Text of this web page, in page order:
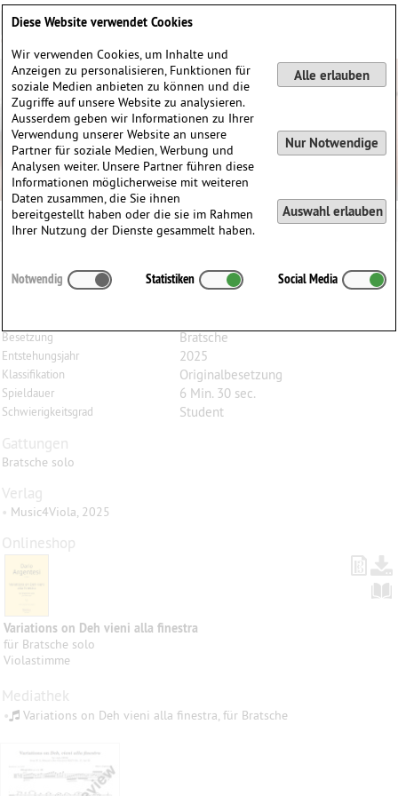
Variations on Deh vieni alla finestra, für Bratsche solo
Besetzung Bratsche
Entstehungsjahr 2025
Klassifikation Originalbesetzung
Spieldauer 6 Min. 30 sec.
Schwierigkeitsgrad Student
Gattungen
Bratsche solo
Verlag
• Music4Viola, 2025
Onlineshop
Variations on Deh vieni alla finestra
für Bratsche solo
Violastimme
Mediathek
• Variations on Deh vieni alla finestra, für Bratsche
Diese Website verwendet Cookies
Wir verwenden Cookies, um Inhalte und
Anzeigen zu personalisieren, Funktionen für
soziale Medien anbieten zu können und die
Zugriffe auf unsere Website zu analysieren.
Ausserdem geben wir Informationen zu Ihrer
Verwendung unserer Website an unsere
Partner für soziale Medien, Werbung und
Analysen weiter. Unsere Partner führen diese
Informationen möglicherweise mit weiteren
Daten zusammen, die Sie ihnen
bereitgestellt haben oder die sie im Rahmen
Ihrer Nutzung der Dienste gesammelt haben.
Alle erlauben
Nur Notwendige
Auswahl erlauben
Notwendig Statistiken Social Media